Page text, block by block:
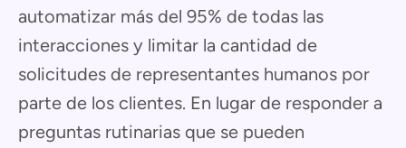
automatizar más del 95% de todas las
interacciones y limitar la cantidad de
solicitudes de representantes humanos por
parte de los clientes. En lugar de responder a
preguntas rutinarias que se pueden